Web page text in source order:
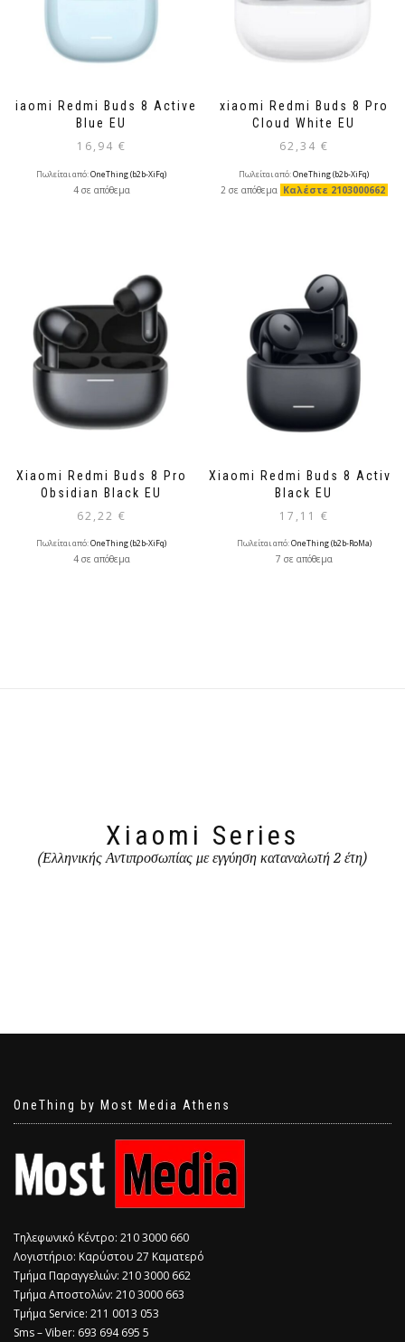
Xiaomi Redmi Buds 8 Active
Blue EU
16,94 €
Πωλείται από:OneThing (b2b-XiFq)
4 σε απόθεμα
xiaomi Redmi Buds 8 Pro
Cloud White EU
62,34 €
Πωλείται από:OneThing (b2b-XiFq)
2 σε απόθεμα Καλέστε 2103000662
Xiaomi Redmi Buds 8 Pro
Obsidian Black EU
62,22 €
Πωλείται από:OneThing (b2b-XiFq)
4 σε απόθεμα
Xiaomi Redmi Buds 8 Active
Black EU
17,11 €
Πωλείται από:OneThing (b2b-RoMa)
7 σε απόθεμα
Xiaomi Series
(Ελληνικής Αντιπροσωπίας με εγγύηση καταναλωτή 2 έτη)
OneThing by Most Media Athens
Τηλεφωνικό Κέντρο: 210 3000 660
Λογιστήριο: Καρύστου 27 Καματερό
Τμήμα Παραγγελιών: 210 3000 662
Τμήμα Αποστολών: 210 3000 663
Τμήμα Service: 211 0013 053
Sms – Viber: 693 694 695 5